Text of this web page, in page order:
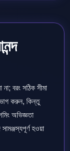
বরং সঠিক সীমা
করুন, কিন্তু
অভিজ্ঞতা
হওয়া